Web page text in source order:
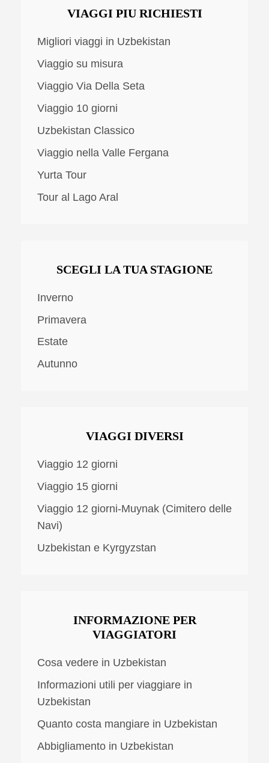
VIAGGI PIU RICHIESTI
Migliori viaggi in Uzbekistan
Viaggio su misura
Viaggio Via Della Seta
Viaggio 10 giorni
Uzbekistan Classico
Viaggio nella Valle Fergana
Yurta Tour
Tour al Lago Aral
SCEGLI LA TUA STAGIONE
Inverno
Primavera
Estate
Autunno
VIAGGI DIVERSI
Viaggio 12 giorni
Viaggio 15 giorni
Viaggio 12 giorni-Muynak (Cimitero delle
Navi)
Uzbekistan e Kyrgyzstan
INFORMAZIONE PER
VIAGGIATORI
Cosa vedere in Uzbekistan
Informazioni utili per viaggiare in
Uzbekistan
Quanto costa mangiare in Uzbekistan
Abbigliamento in Uzbekistan